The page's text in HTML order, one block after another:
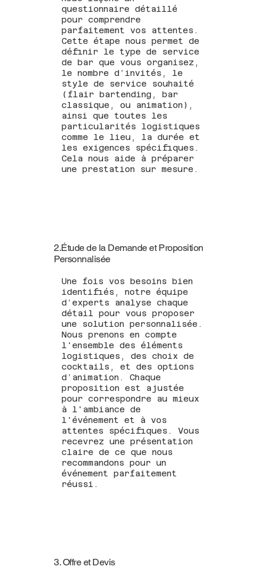
questionnaire détaillé
pour comprendre
parfaitement vos attentes.
Cette étape nous permet de
définir le type de service
de bar que vous organisez,
le nombre d’invités, le
style de service souhaité
(flair bartending, bar
classique, ou animation),
ainsi que toutes les
particularités logistiques
comme le lieu, la durée et
les exigences spécifiques.
Cela nous aide à préparer
une prestation sur mesure.
2.Étude de la Demande et Proposition
Personnalisée
Une fois vos besoins bien
identifiés, notre équipe
d’experts analyse chaque
détail pour vous proposer
une solution personnalisée.
Nous prenons en compte
l'ensemble des éléments
logistiques, des choix de
cocktails, et des options
d’animation. Chaque
proposition est ajustée
pour correspondre au mieux
à l'ambiance de
l'événement et à vos
attentes spécifiques. Vous
recevrez une présentation
claire de ce que nous
recommandons pour un
événement parfaitement
réussi.
3. Offre et Devis